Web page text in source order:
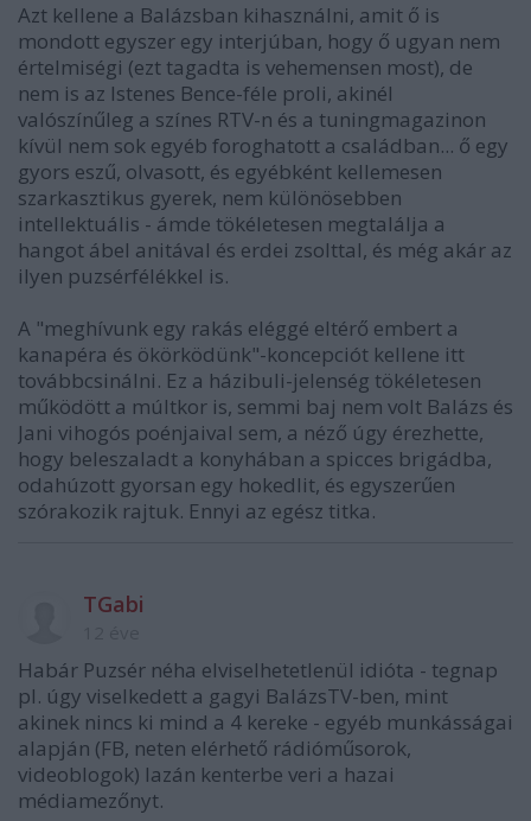
Azt kellene a Balázsban kihasználni, amit ő is
mondott egyszer egy interjúban, hogy ő ugyan nem
értelmiségi (ezt tagadta is vehemensen most), de
nem is az Istenes Bence-féle proli, akinél
valószínűleg a színes RTV-n és a tuningmagazinon
kívül nem sok egyéb foroghatott a családban... ő egy
gyors eszű, olvasott, és egyébként kellemesen
szarkasztikus gyerek, nem különösebben
intellektuális - ámde tökéletesen megtalálja a
hangot ábel anitával és erdei zsolttal, és még akár az
ilyen puzsérfélékkel is.
A "meghívunk egy rakás eléggé eltérő embert a
kanapéra és ökörködünk"-koncepciót kellene itt
továbbcsinálni. Ez a házibuli-jelenség tökéletesen
működött a múltkor is, semmi baj nem volt Balázs és
Jani vihogós poénjaival sem, a néző úgy érezhette,
hogy beleszaladt a konyhában a spicces brigádba,
odahúzott gyorsan egy hokedlit, és egyszerűen
szórakozik rajtuk. Ennyi az egész titka.
TGabi
Habár Puzsér néha elviselhetetlenül idióta - tegnap
pl. úgy viselkedett a gagyi BalázsTV-ben, mint
akinek nincs ki mind a 4 kereke - egyéb munkásságai
alapján (FB, neten elérhető rádióműsorok,
videoblogok) lazán kenterbe veri a hazai
médiamezőnyt.